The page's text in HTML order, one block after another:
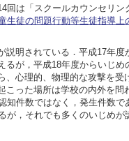
回は「スクールカウンセリン
生徒の問題行動等生徒指導上
説明されている．平成17年度
るが，平成18年度からいじめ
、心理的、物理的な攻撃を受
こった場所は学校の内外を問
知件数ではなく，発生件数で
が，それでも多くのいじめが